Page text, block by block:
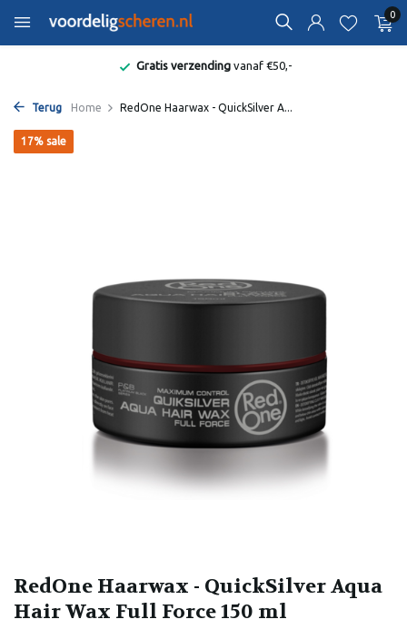
0
Gratis verzendingvanaf €50,-
Terug Home RedOne Haarwax - QuickSilver A...
RedOne Haarwax - QuickSilver Aqua
Hair Wax Full Force 150 ml
17% sale